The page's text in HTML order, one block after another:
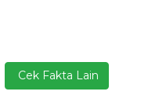
Cek Fakta Lain